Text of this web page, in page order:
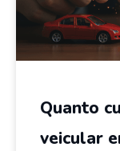
Quanto
veicular